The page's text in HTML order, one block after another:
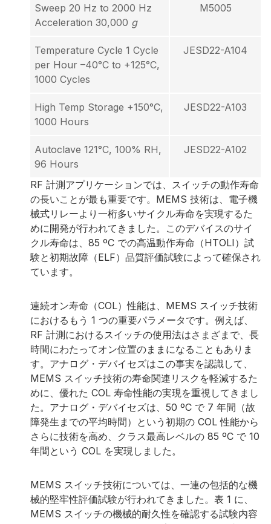
Sweep 20 Hz to 2000 Hz
Acceleration 30,000 g
M5005
Temperature Cycle 1 Cycle
per Hour –40°C to +125°C,
1000 Cycles
JESD22-A104
High Temp Storage +150°C,
1000 Hours
JESD22-A103
Autoclave 121°C, 100% RH,
96 Hours
JESD22-A102
RF 計測アプリケーションでは、スイッチの動作寿命
の長いことが最も重要です。MEMS 技術は、電子機
械式リレーより一桁多いサイクル寿命を実現するた
めに開発が行われてきました。このデバイスのサイ
クル寿命は、85 ºC での高温動作寿命（HTOLI）試
験と初期故障（ELF）品質評価試験によって確保され
ています。
連続オン寿命（COL）性能は、MEMS スイッチ技術
におけるもう 1 つの重要パラメータです。例えば、
RF 計測におけるスイッチの使用法はさまざまで、長
時間にわたってオン位置のままになることもありま
す。アナログ・デバイセズはこの事実を認識して、
MEMS スイッチ技術の寿命関連リスクを軽減するた
めに、優れた COL 寿命性能の実現を重視してきまし
た。アナログ・デバイセズは、50 ºC で 7 年間（故
障発生までの平均時間）という初期の COL 性能から
さらに技術を高め、クラス最高レベルの 85 ºC で 10
年間という COL を実現しました。
MEMS スイッチ技術については、一連の包括的な機
械的堅牢性評価試験が行われてきました。表 1 に、
MEMS スイッチの機械的耐久性を確認する試験内容